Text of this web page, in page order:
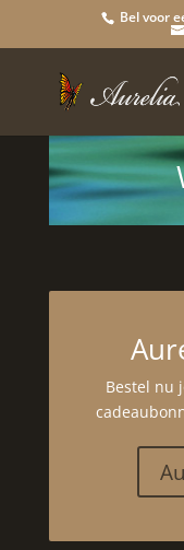
Bel voor
Bestel nu